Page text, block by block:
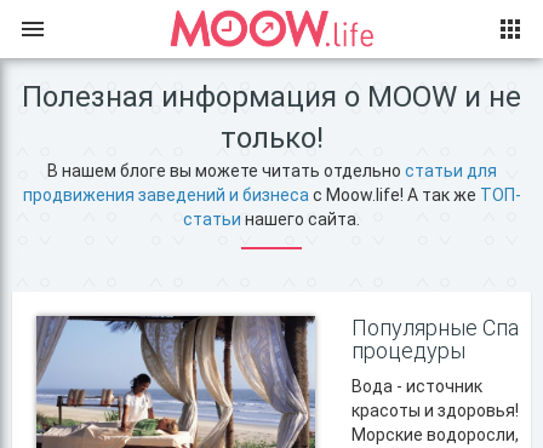
Полезная информация о MOOW и не
только!
В нашем блоге вы можете читать отдельно статьи для
продвижения заведений и бизнеса с Moow.life! А так же ТОП-
статьи нашего сайта.
Популярные Спа
процедуры
Вода - источник
красоты и здоровья!
Морские водоросли,